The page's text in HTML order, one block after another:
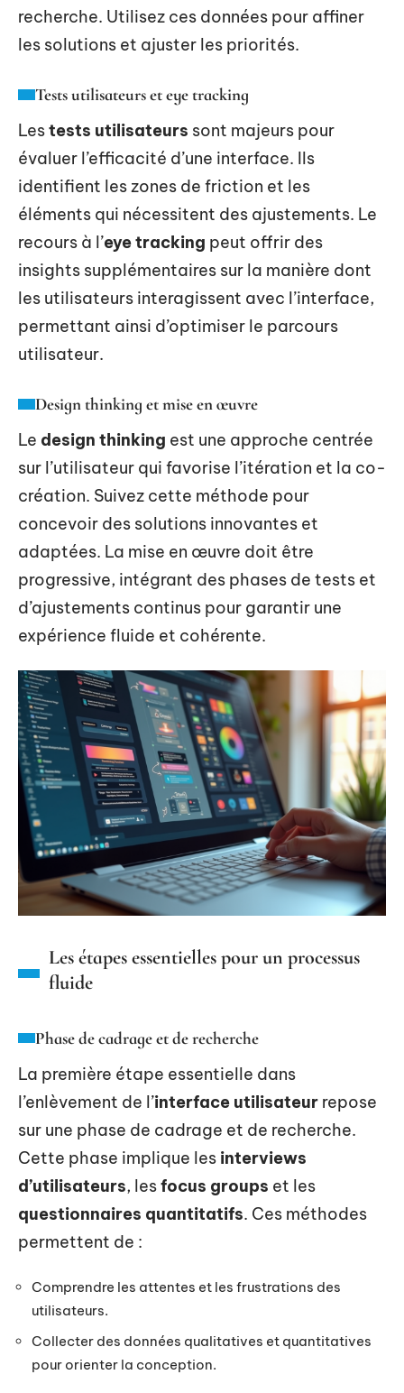
recherche. Utilisez ces données pour affiner
les solutions et ajuster les priorités.
Tests utilisateurs et eye tracking
Lestests utilisateurs sont majeurs pour
évaluer l’efficacité d’une interface. Ils
identifient les zones de friction et les
éléments qui nécessitent des ajustements. Le
recours à l’eye tracking peut offrir des
insights supplémentaires sur la manière dont
les utilisateurs interagissent avec l’interface,
permettant ainsi d’optimiser le parcours
utilisateur.
Design thinking et mise en œuvre
Le design thinking est une approche centrée
sur l’utilisateur qui favorise l’itération et la co-
création. Suivez cette méthode pour
concevoir des solutions innovantes et
adaptées. La mise en œuvre doit être
progressive, intégrant des phases de tests et
d’ajustements continus pour garantir une
expérience fluide et cohérente.
Les étapes essentielles pour un processus
fluide
Phase de cadrage et de recherche
La première étape essentielle dans
l’enlèvement de l’interface utilisateur repose
sur une phase de cadrage et de recherche.
Cette phase implique les interviews
d’utilisateurs, lesfocus groups et les
questionnaires quantitatifs. Ces méthodes
permettent de :
Comprendre les attentes et les frustrations des
utilisateurs.
Collecter des données qualitatives et quantitatives
pour orienter la conception.